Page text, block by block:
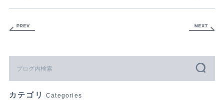
カテゴリ Categories